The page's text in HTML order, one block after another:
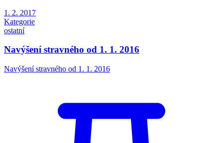
1. 2. 2017
Kategorie
ostatní
Navýšení stravného od 1. 1. 2016
Navýšení stravného od 1. 1. 2016